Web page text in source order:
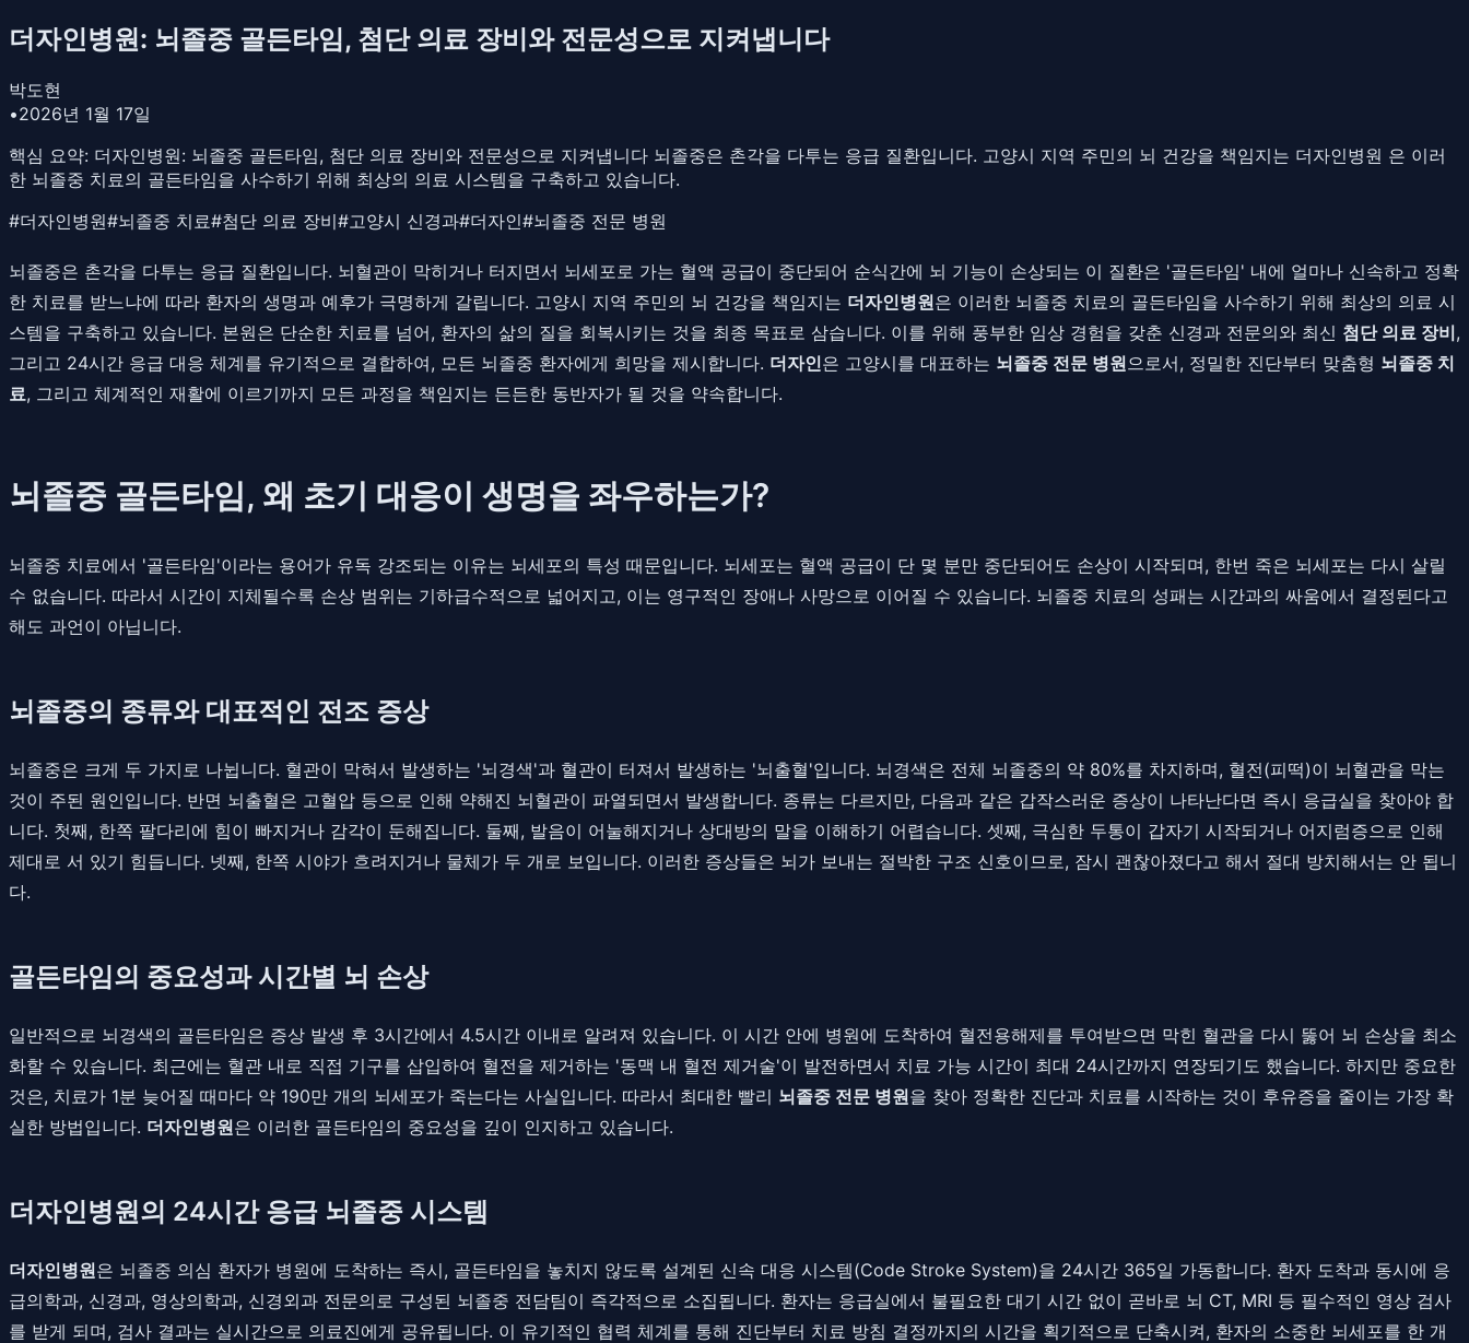
더자인병원: 뇌졸중 골든타임, 첨단 의료 장비와 전문성으로 지켜냅니다
박도현
•2026년 1월 17일
핵심 요약: 더자인병원: 뇌졸중 골든타임, 첨단 의료 장비와 전문성으로 지켜냅니다 뇌졸중은 촌각을 다투는 응급 질환입니다. 고양시 지역 주민의 뇌 건강을 책임지는 더자인병원 은 이러
한 뇌졸중 치료의 골든타임을 사수하기 위해 최상의 의료 시스템을 구축하고 있습니다.
#더자인병원#뇌졸중 치료#첨단 의료 장비#고양시 신경과#더자인#뇌졸중 전문 병원
뇌졸중은 촌각을 다투는 응급 질환입니다. 뇌혈관이 막히거나 터지면서 뇌세포로 가는 혈액 공급이 중단되어 순식간에 뇌 기능이 손상되는 이 질환은 '골든타임' 내에 얼마나 신속하고 정확
한 치료를 받느냐에 따라 환자의 생명과 예후가 극명하게 갈립니다. 고양시 지역 주민의 뇌 건강을 책임지는 더자인병원은 이러한 뇌졸중 치료의 골든타임을 사수하기 위해 최상의 의료 시
스템을 구축하고 있습니다. 본원은 단순한 치료를 넘어, 환자의 삶의 질을 회복시키는 것을 최종 목표로 삼습니다. 이를 위해 풍부한 임상 경험을 갖춘 신경과 전문의와 최신 첨단 의료 장비,
그리고 24시간 응급 대응 체계를 유기적으로 결합하여, 모든 뇌졸중 환자에게 희망을 제시합니다. 더자인은 고양시를 대표하는 뇌졸중 전문 병원으로서, 정밀한 진단부터 맞춤형 뇌졸중 치
료, 그리고 체계적인 재활에 이르기까지 모든 과정을 책임지는 든든한 동반자가 될 것을 약속합니다.
뇌졸중 골든타임, 왜 초기 대응이 생명을 좌우하는가?
뇌졸중 치료에서 '골든타임'이라는 용어가 유독 강조되는 이유는 뇌세포의 특성 때문입니다. 뇌세포는 혈액 공급이 단 몇 분만 중단되어도 손상이 시작되며, 한번 죽은 뇌세포는 다시 살릴
수 없습니다. 따라서 시간이 지체될수록 손상 범위는 기하급수적으로 넓어지고, 이는 영구적인 장애나 사망으로 이어질 수 있습니다. 뇌졸중 치료의 성패는 시간과의 싸움에서 결정된다고
해도 과언이 아닙니다.
뇌졸중의 종류와 대표적인 전조 증상
뇌졸중은 크게 두 가지로 나뉩니다. 혈관이 막혀서 발생하는 '뇌경색'과 혈관이 터져서 발생하는 '뇌출혈'입니다. 뇌경색은 전체 뇌졸중의 약 80%를 차지하며, 혈전(피떡)이 뇌혈관을 막는
것이 주된 원인입니다. 반면 뇌출혈은 고혈압 등으로 인해 약해진 뇌혈관이 파열되면서 발생합니다. 종류는 다르지만, 다음과 같은 갑작스러운 증상이 나타난다면 즉시 응급실을 찾아야 합
니다. 첫째, 한쪽 팔다리에 힘이 빠지거나 감각이 둔해집니다. 둘째, 발음이 어눌해지거나 상대방의 말을 이해하기 어렵습니다. 셋째, 극심한 두통이 갑자기 시작되거나 어지럼증으로 인해
제대로 서 있기 힘듭니다. 넷째, 한쪽 시야가 흐려지거나 물체가 두 개로 보입니다. 이러한 증상들은 뇌가 보내는 절박한 구조 신호이므로, 잠시 괜찮아졌다고 해서 절대 방치해서는 안 됩니
다.
골든타임의 중요성과 시간별 뇌 손상
일반적으로 뇌경색의 골든타임은 증상 발생 후 3시간에서 4.5시간 이내로 알려져 있습니다. 이 시간 안에 병원에 도착하여 혈전용해제를 투여받으면 막힌 혈관을 다시 뚫어 뇌 손상을 최소
화할 수 있습니다. 최근에는 혈관 내로 직접 기구를 삽입하여 혈전을 제거하는 '동맥 내 혈전 제거술'이 발전하면서 치료 가능 시간이 최대 24시간까지 연장되기도 했습니다. 하지만 중요한
것은, 치료가 1분 늦어질 때마다 약 190만 개의 뇌세포가 죽는다는 사실입니다. 따라서 최대한 빨리 뇌졸중 전문 병원을 찾아 정확한 진단과 치료를 시작하는 것이 후유증을 줄이는 가장 확
실한 방법입니다. 더자인병원은 이러한 골든타임의 중요성을 깊이 인지하고 있습니다.
더자인병원의 24시간 응급 뇌졸중 시스템
더자인병원은 뇌졸중 의심 환자가 병원에 도착하는 즉시, 골든타임을 놓치지 않도록 설계된 신속 대응 시스템(Code Stroke System)을 24시간 365일 가동합니다. 환자 도착과 동시에 응
급의학과, 신경과, 영상의학과, 신경외과 전문의로 구성된 뇌졸중 전담팀이 즉각적으로 소집됩니다. 환자는 응급실에서 불필요한 대기 시간 없이 곧바로 뇌 CT, MRI 등 필수적인 영상 검사
를 받게 되며, 검사 결과는 실시간으로 의료진에게 공유됩니다. 이 유기적인 협력 체계를 통해 진단부터 치료 방침 결정까지의 시간을 획기적으로 단축시켜, 환자의 소중한 뇌세포를 한 개